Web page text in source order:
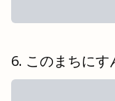
このまちにす